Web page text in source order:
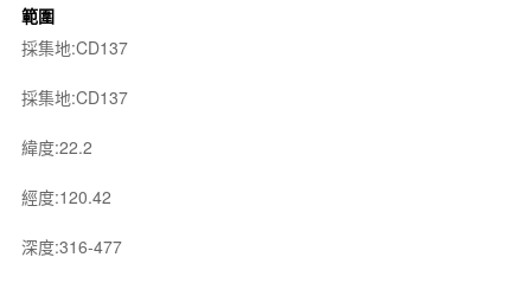
範圍
採集地:CD137
採集地:CD137
緯度:22.2
經度:120.42
深度:316-477